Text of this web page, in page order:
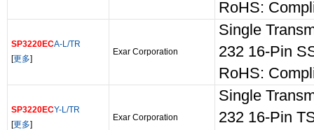
RoHS:
SP3220ECA-L/TR
[更多]
Exar Corporation
Single
232 16-Pin
RoHS:
SP3220ECY-L/TR
[更多]
Exar Corporation
Single
232 16-Pin